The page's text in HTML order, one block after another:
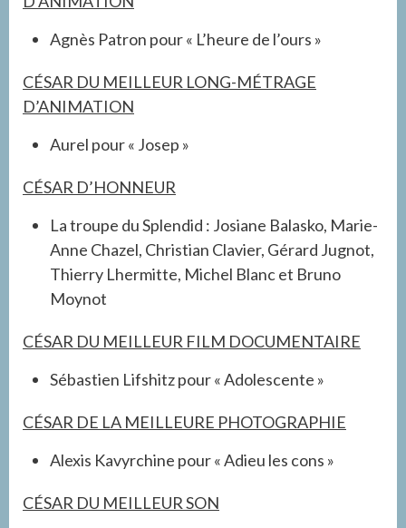
Agnès Patron pour « L’heure de l’ours »
CÉSAR DU MEILLEUR LONG-MÉTRAGE
D’ANIMATION
Aurel pour « Josep »
CÉSAR D’HONNEUR
La troupe du Splendid : Josiane Balasko, Marie-
Anne Chazel, Christian Clavier, Gérard Jugnot,
Thierry Lhermitte, Michel Blanc et Bruno
Moynot
CÉSAR DU MEILLEUR FILM DOCUMENTAIRE
Sébastien Lifshitz pour « Adolescente »
CÉSAR DE LA MEILLEURE PHOTOGRAPHIE
Alexis Kavyrchine pour « Adieu les cons »
CÉSAR DU MEILLEUR SON